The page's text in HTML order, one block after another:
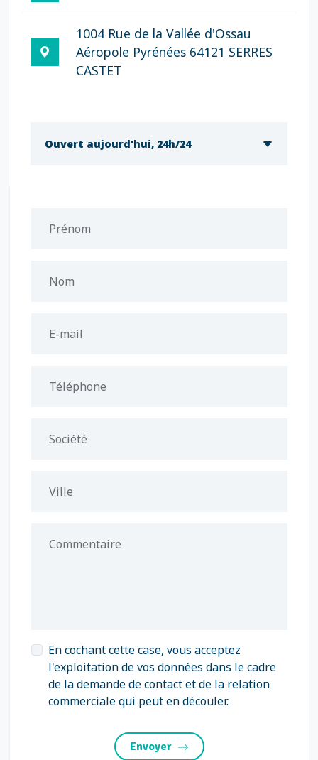
1004 Rue de la Vallée d'Ossau
Aéropole Pyrénées 64121 SERRES
CASTET
Ouvert aujourd'hui, 24h/24
Prénom
Nom
E-mail
Téléphone
Société
Ville
Commentaire
En cochant cette case, vous acceptez
l'exploitation de vos données dans le cadre
de la demande de contact et de la relation
commerciale qui peut en découler.
Envoyer